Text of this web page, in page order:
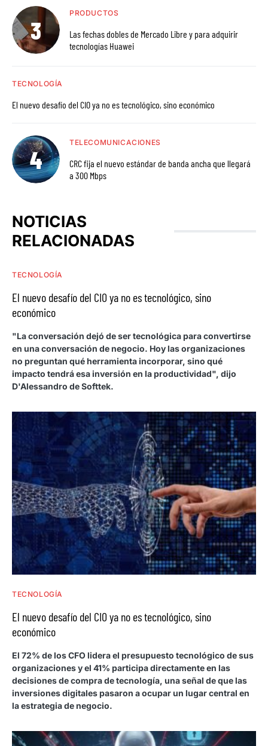
PRODUCTOS
Las fechas dobles de Mercado Libre y para adquirir
tecnologías Huawei
TECNOLOGÍA
El nuevo desafío del CIO ya no es tecnológico, sino económico
TELECOMUNICACIONES
CRC fija el nuevo estándar de banda ancha que llegará
a 300 Mbps
NOTICIAS
RELACIONADAS
TECNOLOGÍA
El nuevo desafío del CIO ya no es tecnológico, sino
económico
"La conversación dejó de ser tecnológica para convertirse
en una conversación de negocio. Hoy las organizaciones
no preguntan qué herramienta incorporar, sino qué
impacto tendrá esa inversión en la productividad", dijo
D'Alessandro de Softtek.
TECNOLOGÍA
El nuevo desafío del CIO ya no es tecnológico, sino
económico
El 72% de los CFO lidera el presupuesto tecnológico de sus
organizaciones y el 41% participa directamente en las
decisiones de compra de tecnología, una señal de que las
inversiones digitales pasaron a ocupar un lugar central en
la estrategia de negocio.